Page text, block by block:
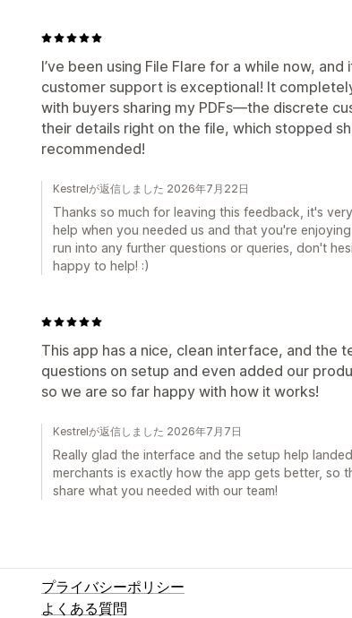
I’ve been using File Flare for a while now, and
customer support is exceptional! It
with buyers sharing my PDFs—the discrete
their details right on the file, which stopped
recommended!
Kestrelが返信しました 2026年7月22日
Thanks so much for leaving this feedback, it's
help when you needed us and that you're
run into any further questions or queries, don't
happy to help! :)
This app has a nice, clean interface, and the
questions on setup and even added our
so we are so far happy with how it works!
Kestrelが返信しました 2026年7月7日
Really glad the interface and the setup help
merchants is exactly how the app gets better, so
share what you needed with our team!
プライバシーポリシー
よくある質問